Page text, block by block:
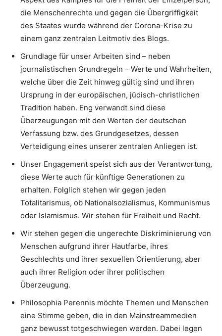
die Menschenrechte und gegen die Übergriffigkeit
des Staates wurde während der Corona-Krise zu
einem ganz zentralen Leitmotiv des Blogs.
Grundlage für unser Arbeiten sind – neben
journalistischen Grundregeln – Werte und Wahrheiten,
welche über die Zeit hinweg gültig sind und ihren
Ursprung in der europäischen, jüdisch-christlichen
Tradition haben. Eng verwandt sind diese
Überzeugungen mit den Werten der deutschen
Verfassung bzw. des Grundgesetzes, dessen
Verteidigung eines unserer zentralen Anliegen ist.
Unser Engagement speist sich aus der Verantwortung,
diese Werte auch für künftige Generationen zu
erhalten. Folglich stehen wir gegen jeden
Totalitarismus, ob Nationalsozialismus, Kommunismus
oder Islamismus. Wir stehen für Freiheit und Recht.
Wir stehen gegen die ungerechte Diskriminierung von
Menschen aufgrund ihrer Hautfarbe, ihres
Geschlechts und ihrer sexuellen Orientierung, aber
auch ihrer Religion oder ihrer politischen
Überzeugung.
Philosophia Perennis möchte Themen und Menschen
eine Stimme geben, die in den Mainstreammedien
ganz bewusst totgeschwiegen werden. Dabei legen